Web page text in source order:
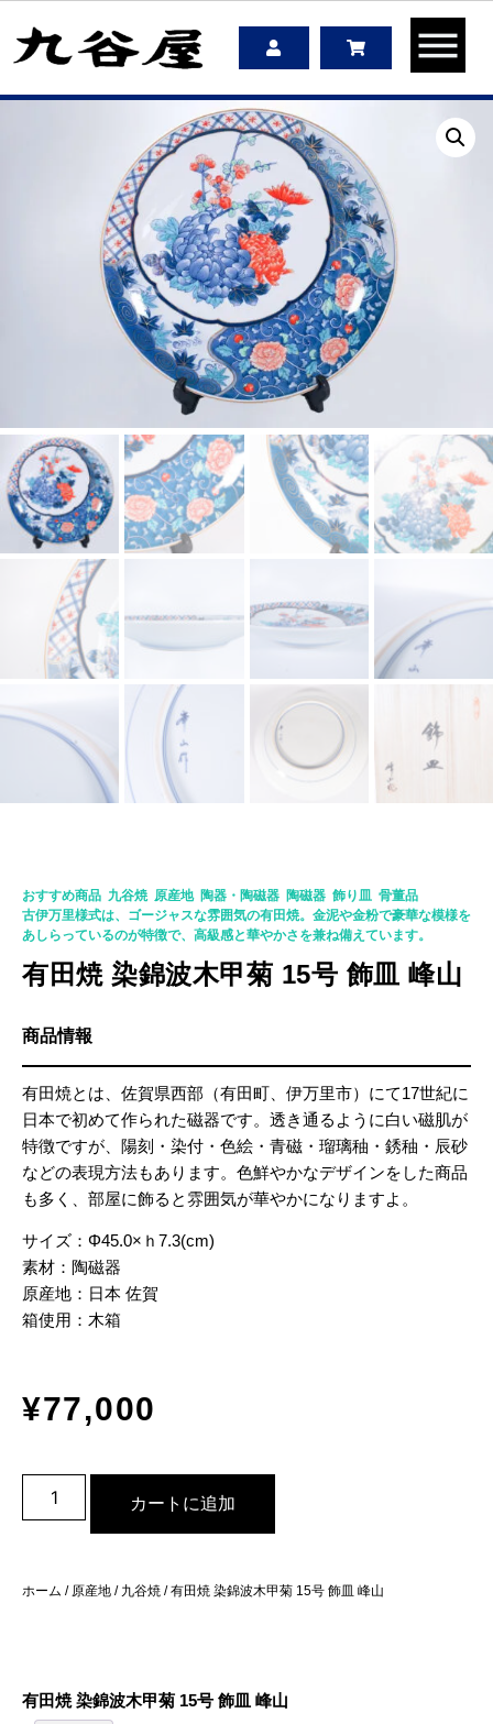
おすすめ商品 九谷焼, 原産地, 陶器・陶磁器 陶磁器 飾り皿 骨董品
古伊万里様式は、ゴージャスな雰囲気の有田焼。金泥や金粉で豪華な模様を
あしらっているのが特徴で、高級感と華やかさを兼ね備えています。
有田焼 染錦波木甲菊 15号 飾皿 峰山
商品情報
有田焼とは、佐賀県西部（有田町、伊万里市）にて17世紀に
日本で初めて作られた磁器です。透き通るように白い磁肌が
特徴ですが、陽刻・染付・色絵・青磁・瑠璃秞・銹秞・辰砂
などの表現方法もあります。色鮮やかなデザインをした商品
も多く、部屋に飾ると雰囲気が華やかになりますよ。
サイズ：Φ45.0×ｈ7.3(cm)
素材：陶磁器
原産地：日本 佐賀
箱使用：木箱
¥77,000
カートに追加
ホーム / 原産地 / 九谷焼 / 有田焼 染錦波木甲菊 15号 飾皿 峰山
有田焼 染錦波木甲菊 15号 飾皿 峰山